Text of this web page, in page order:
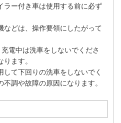
ラー付き車は使用する前に必ず
などは、操作要領にしたがって
電中は洗車をしないでくださ
ます。
して下回りの洗車をしないでく
調や故障の原因になります。